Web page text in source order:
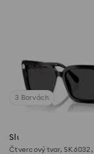
3 Barvách
Sluneční brýle
Čtvercový tvar,